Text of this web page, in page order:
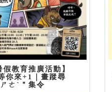
假教育推廣活動】
你來+1｜畫蹤尋
ㄜˋ＂集令